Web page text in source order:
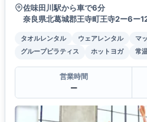
佐味田川駅から車で6分
奈良県北葛城郡王寺町王寺2ー6ー
タオルレンタル ウェアレンタル
マ
グループピラティス
ホットヨガ 常
営業時間
ー